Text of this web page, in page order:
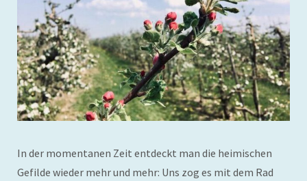
In der momentanen Zeit entdeckt man die heimischen
Gefilde wieder mehr und mehr: Uns zog es mit dem Rad